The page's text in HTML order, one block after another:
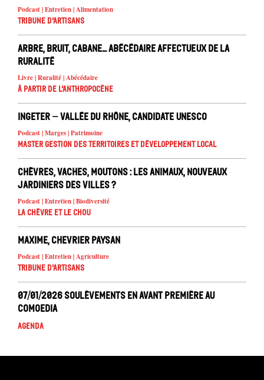
Podcast | Entretien | Alimentation
Tribune d'artisans
Arbre, Bruit, Cabane… Abécédaire affectueux de la
ruralité
Livre | Ruralité | Abécédaire
À partir de l'anthropocène
INGETER – Vallée du Rhône, candidate UNESCO
Podcast | Marges | Patrimoine
Master Gestion des territoires et développement local
Chèvres, vaches, moutons : les animaux, nouveaux
jardiniers des villes ?
Podcast | Entretien | Biodiversité
La chèvre et le chou
Maxime, chevrier paysan
Podcast | Entretien | Agriculture
Tribune d'artisans
07/01/2026 Soulèvements en avant première au
Comoedia
Agenda